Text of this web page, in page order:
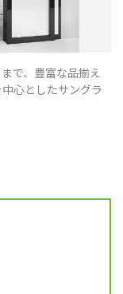
で、豊富な品揃え
心としたサングラ